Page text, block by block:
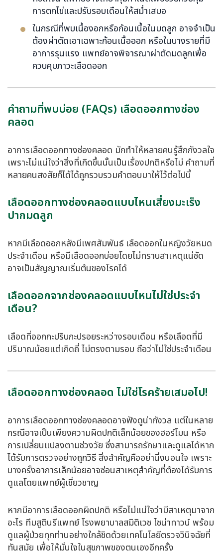
การตกไข่และปรับรอบเดือนให้สม่ำเสมอ
ในกรณีที่พบเนื้องอกหรือก้อนเนื้อในมดลูก อาจจำเป็น
ต้องผ่าตัดเอาเฉพาะก้อนเนื้อออก หรือในบางรายที่มี
อาการรุนแรง แพทย์อาจพิจารณาผ่าตัดมดลูกเพื่อ
ควบคุมภาวะเลือดออก
คำถามที่พบบ่อย (FAQs) เลือดออกทางช่อง
คลอด
อาการเลือดออกทางช่องคลอด มักทำให้หลายคนรู้สึกกังวลใจ
เพราะไม่แน่ใจว่าสิ่งที่เกิดขึ้นนั้นเป็นเรื่องปกติหรือไม่ คำถามที่
หลายคนสงสัยก็ได้ได้ถูกรวบรวมคำตอบมาให้ไว้ต่อไปนี้
เลือดออกทางช่องคลอดแบบไหนเสี่ยงมะเร็ง
ปากมดลูก
หากมีเลือดออกหลังมีเพศสัมพันธ์ เลือดออกในหญิงวัยหมด
ประจำเดือน หรือมีเลือดออกบ่อยโดยไม่ทราบสาเหตุแน่ชัด
อาจเป็นสัญญาณเริ่มต้นของโรคได้
เลือดออกจากช่องคลอดแบบไหนไม่ใช่ประจำ
เดือน?
เลือดที่ออกกะปริบกะปรอยระหว่างรอบเดือน หรือเลือดที่มี
ปริมาณน้อยแต่เกิดถี่ ไม่ตรงตามรอบ ถือว่าไม่ใช่ประจำเดือน
เลือดออกทางช่องคลอด ไม่ใช่โรคร้ายเสมอไป!
อาการเลือดออกทางช่องคลอดอาจฟังดูน่ากังวล แต่ในหลาย
กรณีอาจเป็นเพียงความผิดปกติเล็กน้อยของฮอร์โมน หรือ
การเปลี่ยนแปลงตามช่วงวัย ซึ่งสามารถรักษาและดูแลได้หาก
ได้รับการตรวจอย่างถูกวิธี สิ่งสำคัญคืออย่านิ่งนอนใจ เพราะ
บางครั้งอาการเล็กน้อยอาจซ่อนสาเหตุสำคัญที่ต้องได้รับการ
ดูแลโดยแพทย์ผู้เชี่ยวชาญ
หากมีอาการเลือดออกผิดปกติ หรือไม่แน่ใจว่ามีสาเหตุมาจาก
อะไร ทีมสูตินรีแพทย์ โรงพยาบาลสมิติเวช ไชน่าทาวน์ พร้อม
ดูแลผู้ป่วยทุกท่านอย่างใกล้ชิดด้วยเทคโนโลยีตรวจวินิจฉัยที่
ทันสมัย เพื่อให้มั่นใจในสุขภาพของตนเองอีกครั้ง